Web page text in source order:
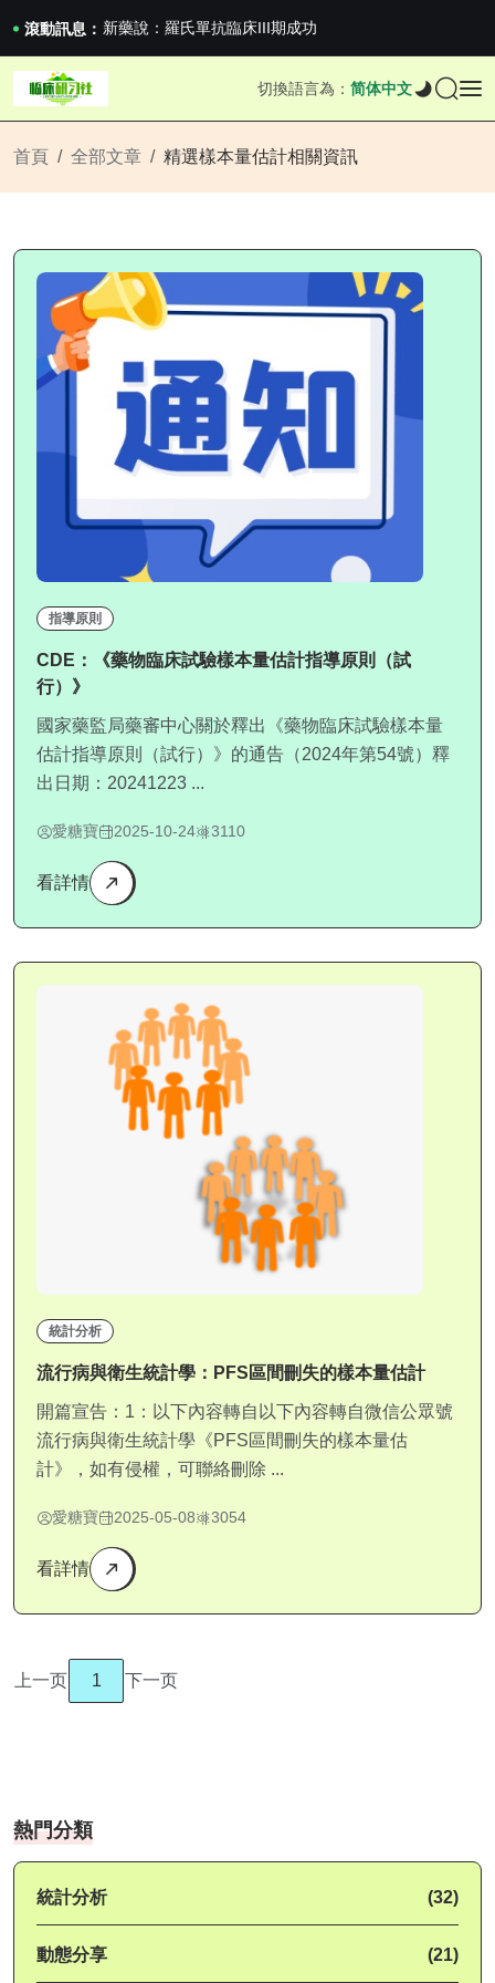
滾動訊息： 新藥說：羅氏單抗臨床III期成功
新藥說：哈佛大學：生男生女不是隨機的，這樣的...
國家藥監局關於適用《E6（R3）：藥物臨床試...
滬上臨研人：著名Global臨床CRO在我國...
新藥說：哈佛大學：生男生女不是隨機的，這樣的...
切換語言為： 简体中文
首頁 全部文章 精選樣本量估計相關資訊
指導原則
CDE：《藥物臨床試驗樣本量估計指導原則（試
行）》
國家藥監局藥審中心關於釋出《藥物臨床試驗樣本量
估計指導原則（試行）》的通告（2024年第54號）釋
出日期：20241223 ...
愛糖寶 2025-10-24 3110
看詳情
統計分析
流行病與衛生統計學：PFS區間刪失的樣本量估計
開篇宣告：1：以下內容轉自以下內容轉自微信公眾號
流行病與衛生統計學《PFS區間刪失的樣本量估
計》，如有侵權，可聯絡刪除 ...
愛糖寶 2025-05-08 3054
看詳情
上一页 1 下一页
熱門分類
統計分析 (32)
動態分享 (21)